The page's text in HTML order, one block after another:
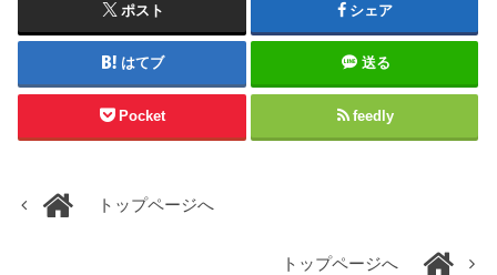
ポスト シェア
はてブ 送る
Pocket feedly
トップページへ
トップページへ